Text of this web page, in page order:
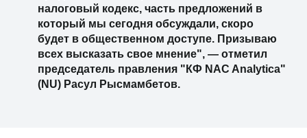
налоговый кодекс, часть предложений в
который мы сегодня обсуждали, скоро
будет в общественном доступе. Призываю
всех высказать свое мнение", — отметил
председатель правления "КФ NAC Analytica"
(NU) Расул Рысмамбетов.